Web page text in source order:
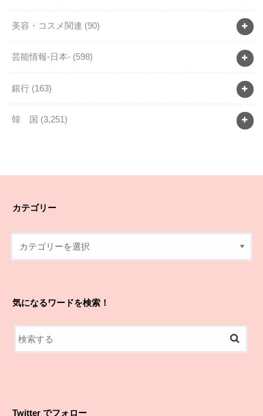
美容・コスメ関連 (90)
芸能情報-日本- (598)
銀行 (163)
韓 国 (3,251)
カテゴリー
気になるワードを検索！
Twitter でフォロー